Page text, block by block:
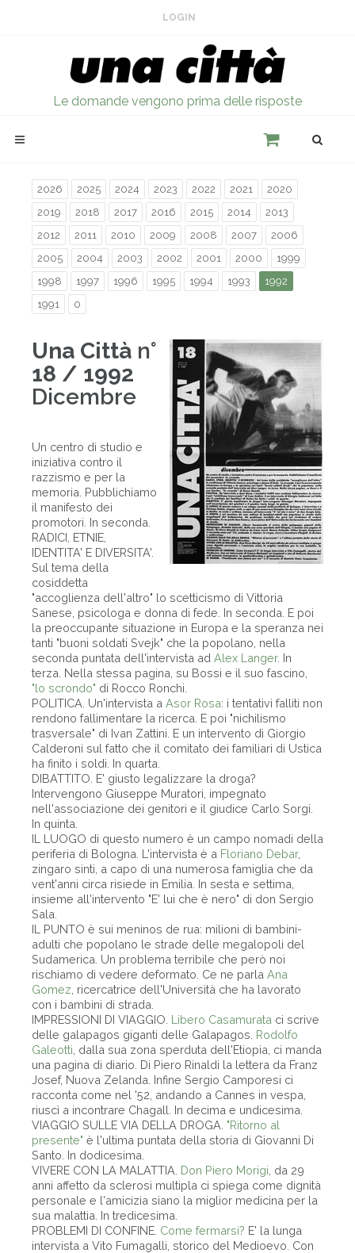
LOGIN
Le domande vengono prima delle risposte
2026 2025 2024 2023 2022 2021
2020
2019
2018 2017 2016 2015 2014
2013
2012
2011 2010 2009 2008 2007
2006
2005
2004 2003 2002 2001 2000
1999
1998
1997 1996 1995 1994 1993
1992
1991
0
Una Città n°
18 / 1992
Dicembre
Un centro di studio e
iniziativa contro il
razzismo e per la
memoria. Pubblichiamo
il manifesto dei
promotori. In seconda.
RADICI, ETNIE,
IDENTITA' E DIVERSITA'.
Sul tema della
cosiddetta
"accoglienza dell'altro" lo scetticismo di Vittoria
Sanese, psicologa e donna di fede. In seconda. E poi
la preoccupante situazione in Europa e la speranza nei
tanti "buoni soldati Svejk" che la popolano, nella
seconda puntata dell'intervista ad Alex Langer. In
terza. Nella stessa pagina, su Bossi e il suo fascino,
"lo scrondo" di Rocco Ronchi.
POLITICA. Un'intervista a Asor Rosa: i tentativi falliti non
rendono fallimentare la ricerca. E poi "nichilismo
trasversale" di Ivan Zattini. E un intervento di Giorgio
Calderoni sul fatto che il comitato dei familiari di Ustica
ha finito i soldi. In quarta.
DIBATTITO. E' giusto legalizzare la droga?
Intervengono Giuseppe Muratori, impegnato
nell'associazione dei genitori e il giudice Carlo Sorgi.
In quinta.
IL LUOGO di questo numero è un campo nomadi della
periferia di Bologna. L'intervista è a Floriano Debar,
zingaro sinti, a capo di una numerosa famiglia che da
vent'anni circa risiede in Emilia. In sesta e settima,
insieme all'intervento "E' lui che è nero" di don Sergio
Sala.
IL PUNTO è sui meninos de rua: milioni di bambini-
adulti che popolano le strade delle megalopoli del
Sudamerica. Un problema terribile che però noi
rischiamo di vedere deformato. Ce ne parla Ana
Gomez , ricercatrice dell'Università che ha lavorato
con i bambini di strada.
IMPRESSIONI DI VIAGGIO. Libero Casamurata ci scrive
delle galapagos giganti delle Galapagos. Rodolfo
Galeotti , dalla sua zona sperduta dell'Etiopia, ci manda
una pagina di diario. Di Piero Rinaldi la lettera da Franz
Josef, Nuova Zelanda. Infine Sergio Camporesi ci
racconta come nel '52, andando a Cannes in vespa,
riuscì a incontrare Chagall. In decima e undicesima.
VIAGGIO SULLE VIA DELLA DROGA. "Ritorno al
presente" è l'ultima puntata della storia di Giovanni Di
Santo. In dodicesima.
VIVERE CON LA MALATTIA. Don Piero Morigi , da 29
anni affetto da sclerosi multipla ci spiega come dignità
personale e l'amicizia siano la miglior medicina per la
sua malattia. In tredicesima.
PROBLEMI DI CONFINE. Come fermarsi? E' la lunga
intervista a Vito Fumagalli, storico del Medioevo. Con